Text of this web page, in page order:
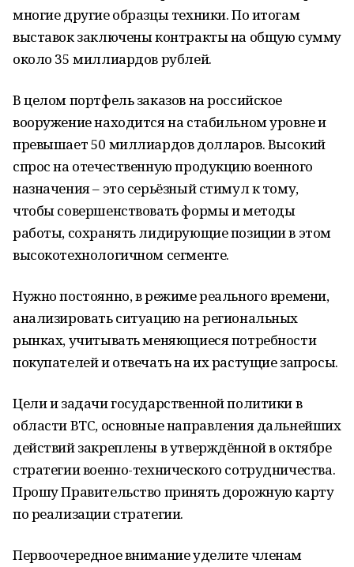
многие другие образцы техники. По итогам
выставок заключены контракты на общую сумму
около 35 миллиардов рублей.
В целом портфель заказов на российское
вооружение находится на стабильном уровне и
превышает 50 миллиардов долларов. Высокий
спрос на отечественную продукцию военного
назначения – это серьёзный стимул к тому,
чтобы совершенствовать формы и методы
работы, сохранять лидирующие позиции в этом
высокотехнологичном сегменте.
Нужно постоянно, в режиме реального времени,
анализировать ситуацию на региональных
рынках, учитывать меняющиеся потребности
покупателей и отвечать на их растущие запросы.
Цели и задачи государственной политики в
области ВТС, основные направления дальнейших
действий закреплены в утверждённой в октябре
стратегии военно-технического сотрудничества.
Прошу Правительство принять дорожную карту
по реализации стратегии.
Первоочередное внимание уделите членам